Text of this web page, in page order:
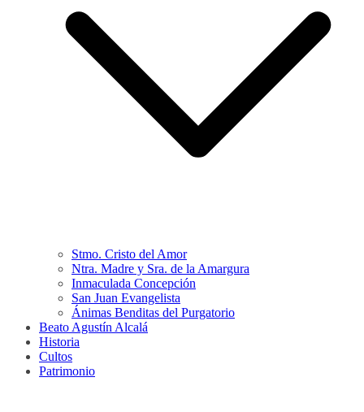
Stmo. Cristo del Amor
Ntra. Madre y Sra. de la Amargura
Inmaculada Concepción
San Juan Evangelista
Ánimas Benditas del Purgatorio
Beato Agustín Alcalá
Historia
Cultos
Patrimonio